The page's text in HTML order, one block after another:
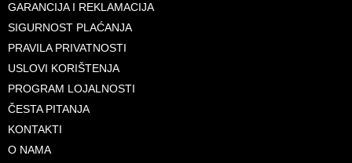
GARANCIJA I REKLAMACIJA
SIGURNOST PLAĆANJA
PRAVILA PRIVATNOSTI
USLOVI KORIŠTENJA
PROGRAM LOJALNOSTI
ČESTA PITANJA
KONTAKTI
O NAMA